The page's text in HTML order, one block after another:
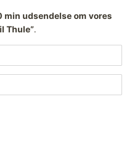
min udsendelse om vores
Thule”.